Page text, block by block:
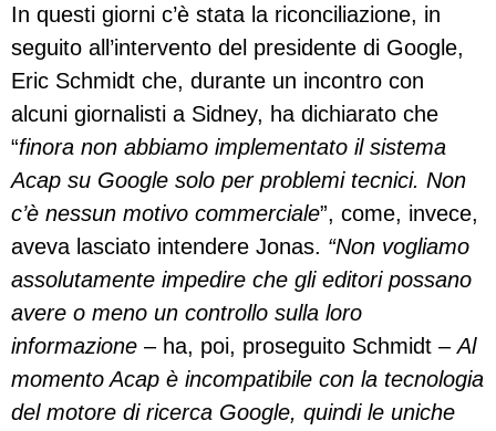
In questi giorni c’è stata la riconciliazione, in
seguito all’intervento del presidente di Google,
Eric Schmidt che, durante un incontro con
alcuni giornalisti a Sidney, ha dichiarato che
“finora non abbiamo implementato il sistema
Acap su Google solo per problemi tecnici. Non
c’è nessun motivo commerciale”, come, invece,
aveva lasciato intendere Jonas. “Non vogliamo
assolutamente impedire che gli editori possano
avere o meno un controllo sulla loro
informazione – ha, poi, proseguito Schmidt –Al
momento Acap è incompatibile con la tecnologia
del motore di ricerca Google, quindi le uniche